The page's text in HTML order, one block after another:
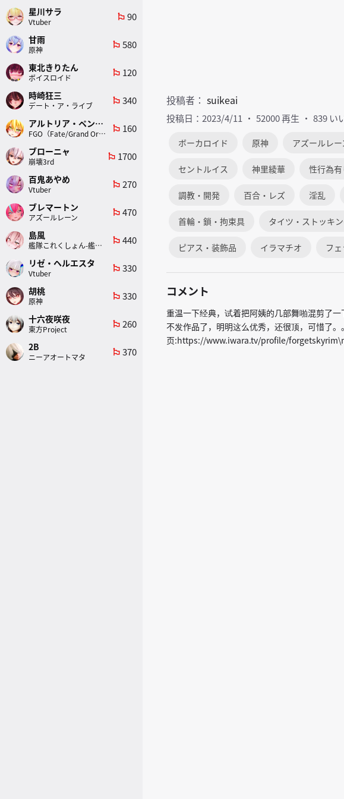
投稿者： suikeai
投稿日：2023/4/11 52000 再生 839 い
ボーカロイド 原神 アズールレー
セントルイス 神里綾華 性行為有
調教・開発 百合・レズ 淫乱
首輪・鎖・拘束具 タイツ・ストッキ
ピアス・装飾品 イラマチオ フェ
コメント
重温一下经典，试着把阿姨的几部舞啪混剪了
不发作品了，明明这么优秀，还很顶，可惜了。
页:https://www.iwara.tv/profile/forgetskyrim\n
星川サラ
Vtuber
emoji_flags 90
甘雨
原神
emoji_flags 580
東北きりたん
ボイスロイド
emoji_flags 120
時崎狂三
デート・ア・ライブ
emoji_flags 340
アルトリア・ペンドラゴン(ランサー)
FGO（Fate/Grand Order）
emoji_flags 160
ブローニャ
崩壊3rd
emoji_flags 1700
百鬼あやめ
Vtuber
emoji_flags 270
ブレマートン
アズールレーン
emoji_flags 470
島風
艦隊これくしょん-艦これ-
emoji_flags 440
リゼ・ヘルエスタ
Vtuber
emoji_flags 330
胡桃
原神
emoji_flags 330
十六夜咲夜
東方Project
emoji_flags 260
2B
ニーアオートマタ
emoji_flags 370